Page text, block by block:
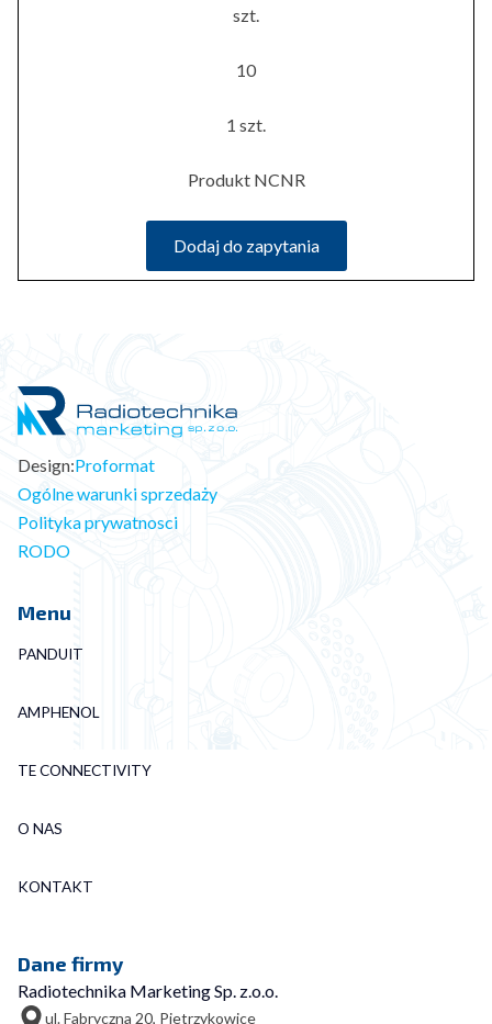
szt.
10
1 szt.
Produkt NCNR
Dodaj do zapytania
Design:Proformat
Ogólne warunki sprzedaży
Polityka prywatnosci
RODO
Menu
PANDUIT
AMPHENOL
TE CONNECTIVITY
O NAS
KONTAKT
Dane firmy
Radiotechnika Marketing Sp. z.o.o.
ul. Fabryczna 20, Pietrzykowice